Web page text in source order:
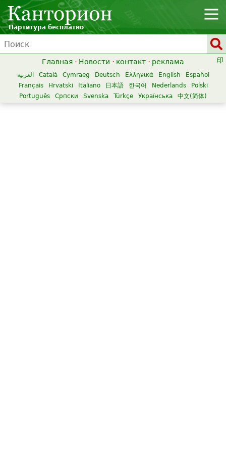
Партитура бесплатно
Главная · Новости · контакт · реклама
العربية Català Cymraeg Deutsch Ελληνικά English
Español
Français
Hrvatski Italiano 日本語 한국어 Nederlands
Polski
Português
Српски Svenska Türkçe Українська 中文(简体)